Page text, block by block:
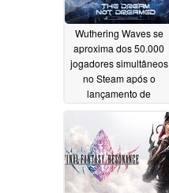
Wuthering Waves se
aproxima dos 50.000
jogadores simultâneos
no Steam após o
lançamento de